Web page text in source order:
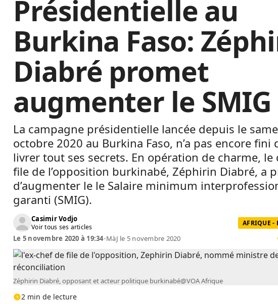
Présidentielle au
Burkina Faso:
Diabré promet
augmenter le SMIG
La campagne présidentielle lancée depuis le
octobre 2020 au Burkina Faso, n’a pas encore fini
livrer tout ses secrets. En opération de charme, le
file de l’opposition burkinabé, Zéphirin Diabré, a
d’augmenter le le Salaire minimum
garanti (SMIG).
Casimir Vodjo
Voir tous ses articles AFRIQUE -
Le 5 novembre 2020 à 19:34•MàJ le 5 novembre 2020
Zéphirin Diabré, opposant et acteur politique burkinabé@VOA Afrique
2 min de lecture